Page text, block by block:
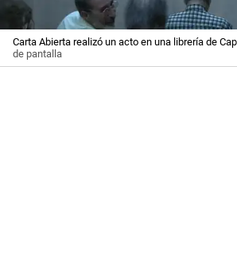
Carta Abierta realizó un acto en una librería de
de pantalla